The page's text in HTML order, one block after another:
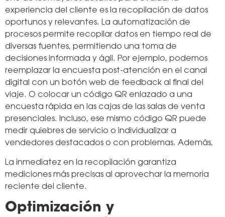
experiencia del cliente es la recopilación de datos
oportunos y relevantes. La automatización de
procesos permite recopilar datos en tiempo real de
diversas fuentes, permitiendo una toma de
decisiones informada y ágil. Por ejemplo, podemos
reemplazar la encuesta post-atención en el canal
digital con un botón web de feedback al final del
viaje. O colocar un código QR enlazado a una
encuesta rápida en las cajas de las salas de venta
presenciales. Incluso, ese mismo código QR puede
medir quiebres de servicio o individualizar a
vendedores destacados o con problemas. Además,
La inmediatez en la recopilación garantiza
mediciones más precisas al aprovechar la memoria
reciente del cliente.
Optimización y